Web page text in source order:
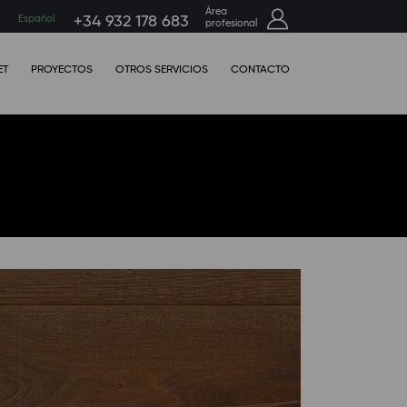
Español +34 932 178 683
Área
profesional
PROYECTOS OTROS SERVICIOS CONTACTO